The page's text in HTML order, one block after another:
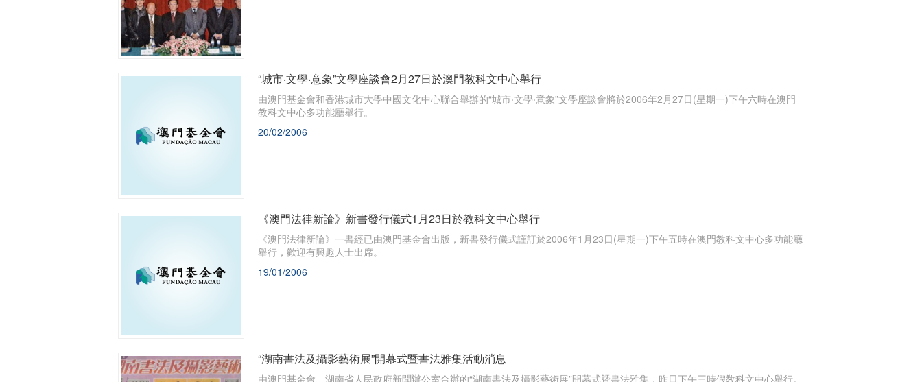
“城市‧文學‧意象”文學座談會2月27日於澳門教科文中心舉行
​由澳門基金會和香港城市大學中國文化中心聯合舉辦的“城市‧文學‧意象”文學座談會將於2006年2月27日(星期一)下午六時在澳門
教科文中心多功能廳舉行。
20/02/2006
《澳門法律新論》新書發行儀式1月23日於教科文中心舉行
​《澳門法律新論》一書經已由澳門基金會出版，新書發行儀式謹訂於2006年1月23日(星期一)下午五時在澳門教科文中心多功能廳
舉行，歡迎有興趣人士出席。
19/01/2006
“湖南書法及攝影藝術展”開幕式暨書法雅集活動消息
由澳門基金會、湖南省人民政府新聞辦公室合辦的“湖南書法及攝影藝術展”開幕式曁書法雅集，昨日下午三時假敎科文中心舉行。